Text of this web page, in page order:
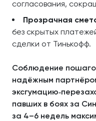
согласования,
Прозрачная
без скрытых
сделки от Тинькофф.
Соблюдение
надёжным
павших в боях за
за 4–6 недель